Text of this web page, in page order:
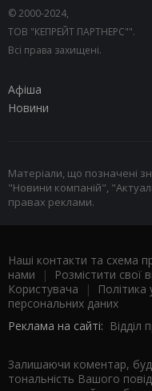
© 2000-2024,
ТОВ "КЕПРЕЙТ ПАРТНЕРС"".
Всі права захищені.
Афіша
Новини
Матеріали, що позначені
"Новини компаній",
правах реклами.
Наші контакти та схема
нами | Розмістити свої
Користувача |
Політика
персональних даних
Реклама на сайті: Відділ
Залишаючи коментар,
тональність Вашого